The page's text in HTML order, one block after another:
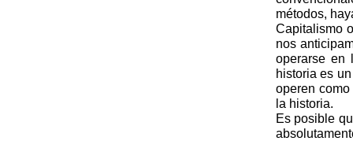
métodos,
Capitalismo
nos
operarse en
historia es
operen
la historia.
Es posible